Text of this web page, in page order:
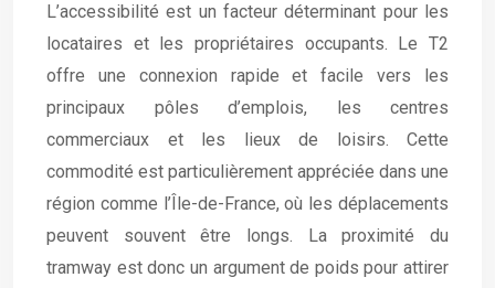
L’accessibilité est un facteur déterminant pour les
locataires et les propriétaires occupants. Le T2
offre une connexion rapide et facile vers les
principaux pôles d’emplois, les centres
commerciaux et les lieux de loisirs. Cette
commodité est particulièrement appréciée dans une
région comme l’Île-de-France, où les déplacements
peuvent souvent être longs. La proximité du
tramway est donc un argument de poids pour attirer